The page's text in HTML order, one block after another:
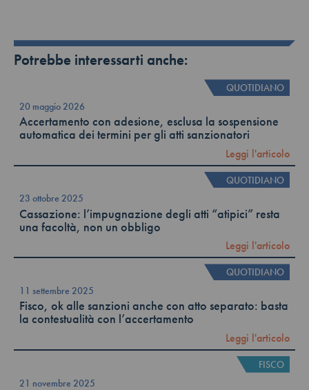
Potrebbe interessarti anche:
QUOTIDIANO
20 maggio 2026
Accertamento con adesione, esclusa la sospensione
automatica dei termini per gli atti sanzionatori
Leggi l'articolo
QUOTIDIANO
23 ottobre 2025
Cassazione: l’impugnazione degli atti “atipici” resta
una facoltà, non un obbligo
Leggi l'articolo
QUOTIDIANO
11 settembre 2025
Fisco, ok alle sanzioni anche con atto separato: basta
la contestualità con l’accertamento
Leggi l'articolo
FISCO
21 novembre 2025